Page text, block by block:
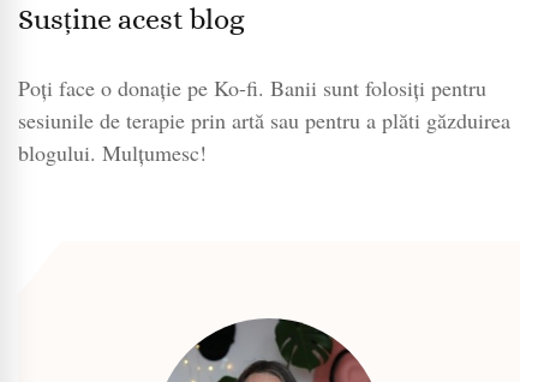
Susține acest blog
Poți face o donație pe Ko-fi. Banii sunt folosiți pentru
sesiunile de terapie prin artă sau pentru a plăti găzduirea
blogului. Mulțumesc!